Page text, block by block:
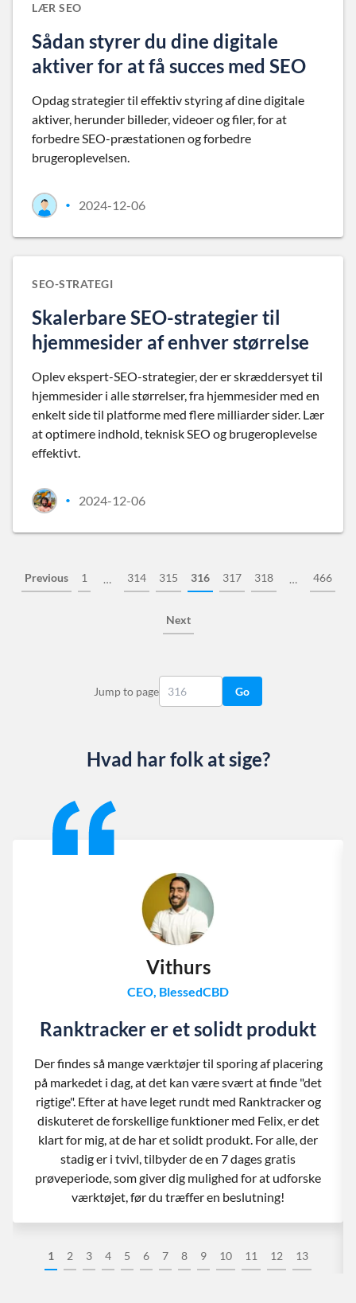
LÆR SEO
Sådan styrer du dine digitale
aktiver for at få succes med SEO
Opdag strategier til effektiv styring af dine digitale
aktiver, herunder billeder, videoer og filer, for at
forbedre SEO-præstationen og forbedre
brugeroplevelsen.
• 2024-12-06
SEO-STRATEGI
Skalerbare SEO-strategier til
hjemmesider af enhver størrelse
Oplev ekspert-SEO-strategier, der er skræddersyet til
hjemmesider i alle størrelser, fra hjemmesider med en
enkelt side til platforme med flere milliarder sider. Lær
at optimere indhold, teknisk SEO og brugeroplevelse
effektivt.
• 2024-12-06
Previous 1 … 314 315 316 317 318 … 466
Next
Jump to page Go
Hvad har folk at sige?
1 2 3 4 5 6 7 8 9 10 11 12 13
Vithurs
CEO, BlessedCBD
Ranktracker er et solidt produkt
Der findes så mange værktøjer til sporing af placering
på markedet i dag, at det kan være svært at finde "det
rigtige". Efter at have leget rundt med Ranktracker og
diskuteret de forskellige funktioner med Felix, er det
klart for mig, at de har et solidt produkt. For alle, der
stadig er i tvivl, tilbyder de en 7 dages gratis
prøveperiode, som giver dig mulighed for at udforske
værktøjet, før du træffer en beslutning!